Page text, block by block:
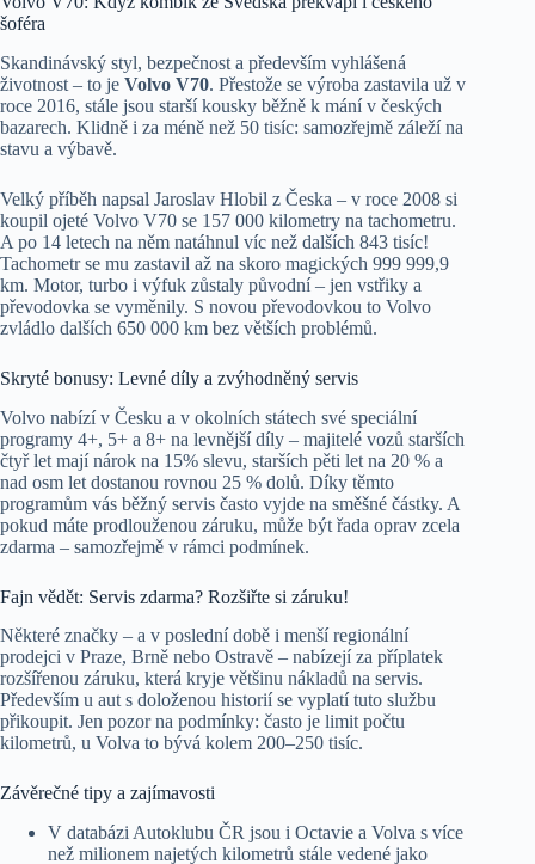
šoféra
Skandinávský styl, bezpečnost a především vyhlášená
životnost – to je Volvo V70. Přestože se výroba zastavila už v
roce 2016, stále jsou starší kousky běžně k mání v českých
bazarech. Klidně i za méně než 50 tisíc: samozřejmě záleží na
stavu a výbavě.
Velký příběh napsal Jaroslav Hlobil z Česka – v roce 2008 si
koupil ojeté Volvo V70 se 157 000 kilometry na tachometru.
A po 14 letech na něm natáhnul víc než dalších 843 tisíc!
Tachometr se mu zastavil až na skoro magických 999 999,9
km. Motor, turbo i výfuk zůstaly původní – jen vstřiky a
převodovka se vyměnily. S novou převodovkou to Volvo
zvládlo dalších 650 000 km bez větších problémů.
Skryté bonusy: Levné díly a zvýhodněný servis
Volvo nabízí v Česku a v okolních státech své speciální
programy 4+, 5+ a 8+ na levnější díly – majitelé vozů starších
čtyř let mají nárok na 15% slevu, starších pěti let na 20 % a
nad osm let dostanou rovnou 25 % dolů. Díky těmto
programům vás běžný servis často vyjde na směšné částky. A
pokud máte prodlouženou záruku, může být řada oprav zcela
zdarma – samozřejmě v rámci podmínek.
Fajn vědět: Servis zdarma? Rozšiřte si záruku!
Některé značky – a v poslední době i menší regionální
prodejci v Praze, Brně nebo Ostravě – nabízejí za příplatek
rozšířenou záruku, která kryje většinu nákladů na servis.
Především u aut s doloženou historií se vyplatí tuto službu
přikoupit. Jen pozor na podmínky: často je limit počtu
kilometrů, u Volva to bývá kolem 200–250 tisíc.
Závěrečné tipy a zajímavosti
V databázi Autoklubu ČR jsou i Octavie a Volva s více
než milionem najetých kilometrů stále vedené jako